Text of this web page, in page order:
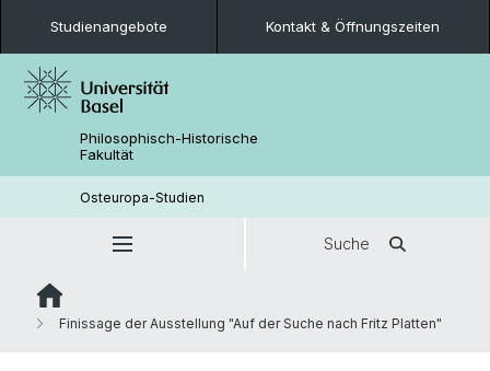
Studienangebote Kontakt & Öffnungszeiten
Philosophisch-Historische
Fakultät
Osteuropa-Studien
Suche
Finissage der Ausstellung "Auf der Suche nach Fritz Platten"